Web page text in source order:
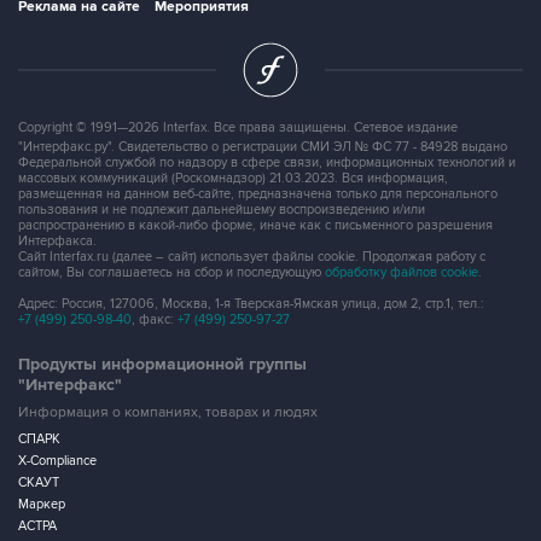
Реклама на сайте Мероприятия
Copyright © 1991—2026 Interfax. Все права защищены. Сетевое издание
"Интерфакс.ру". Свидетельство о регистрации СМИ ЭЛ № ФС 77 - 84928 выдано
Федеральной службой по надзору в сфере связи, информационных технологий и
массовых коммуникаций (Роскомнадзор) 21.03.2023. Вся информация,
размещенная на данном веб-сайте, предназначена только для персонального
пользования и не подлежит дальнейшему воспроизведению и/или
распространению в какой-либо форме, иначе как с письменного разрешения
Интерфакса.
Сайт Interfax.ru (далее – сайт) использует файлы cookie. Продолжая работу с
сайтом, Вы соглашаетесь на сбор и последующую обработку файлов cookie.
Адрес: Россия, 127006, Москва, 1-я Тверская-Ямская улица, дом 2, стр.1, тел.:
+7 (499) 250-98-40, факс: +7 (499) 250-97-27
Продукты информационной группы
"Интерфакс"
Информация о компаниях, товарах и людях
СПАРК
X-Compliance
СКАУТ
Маркер
АСТРА